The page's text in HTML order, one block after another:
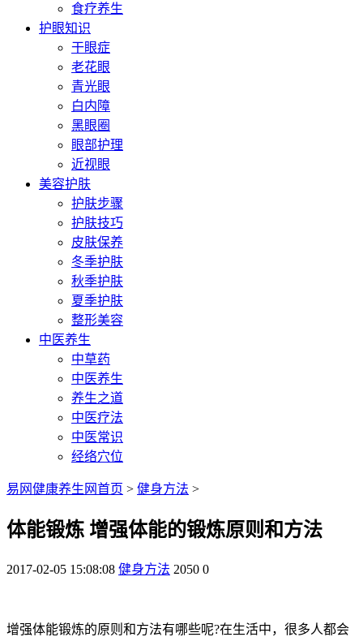
食疗养生
护眼知识
干眼症
老花眼
青光眼
白内障
黑眼圈
眼部护理
近视眼
美容护肤
护肤步骤
护肤技巧
皮肤保养
冬季护肤
秋季护肤
夏季护肤
整形美容
中医养生
中草药
中医养生
养生之道
中医疗法
中医常识
经络穴位
易网健康养生网首页 > 健身方法 >
体能锻炼 增强体能的锻炼原则和方法
2017-02-05 15:08:08 健身方法 2050 0
增强体能锻炼的原则和方法有哪些呢?在生活中，很多人都会